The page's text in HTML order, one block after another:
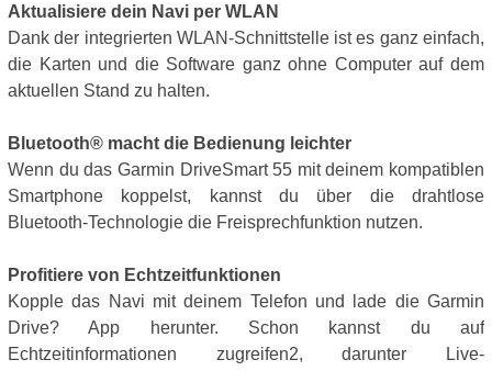
Aktualisiere dein Navi per WLAN
Dank der integrierten WLAN-Schnittstelle ist es ganz einfach,
die Karten und die Software ganz ohne Computer auf dem
aktuellen Stand zu halten.
Bluetooth® macht die Bedienung leichter
Wenn du das Garmin DriveSmart 55 mit deinem kompatiblen
Smartphone koppelst, kannst du über die drahtlose
Bluetooth-Technologie die Freisprechfunktion nutzen.
Profitiere von Echtzeitfunktionen
Kopple das Navi mit deinem Telefon und lade die Garmin
Drive? App herunter. Schon kannst du auf
Echtzeitinformationen zugreifen2, darunter Live-